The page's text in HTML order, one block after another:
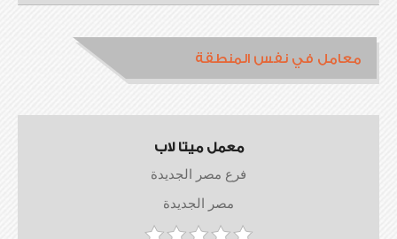
معامل في نفس المنطقة
معمل ميتا لاب
فرع مصر الجديدة
مصر الجديدة